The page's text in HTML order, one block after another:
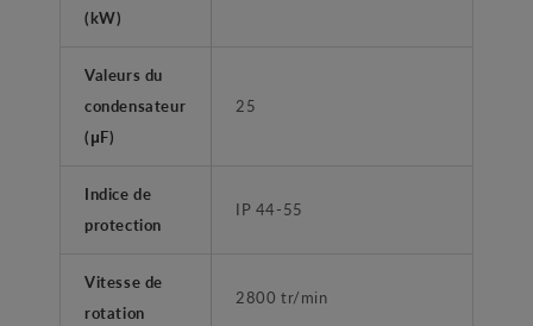
(kW)
Valeurs du
condensateur
(μF)
25
Indice de
protection
IP 44-55
Vitesse de
rotation
2800 tr/min